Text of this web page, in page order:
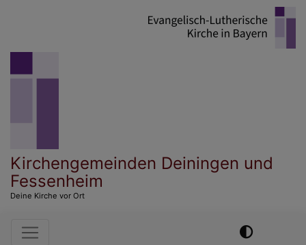
Kirchengemeinden Deiningen und
Fessenheim
Deine Kirche vor Ort
Hauptnavigation